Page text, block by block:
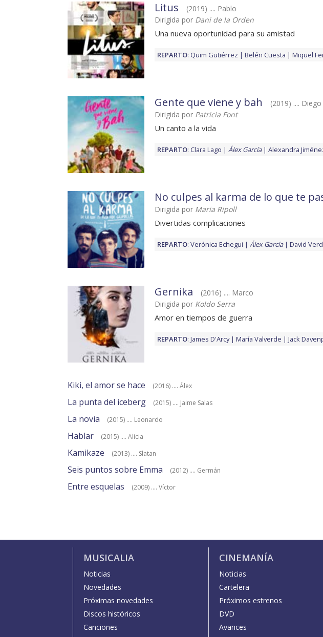
Litus
(2019) .... Pablo
Dirigida por Dani de la Orden
Una nueva oportunidad para su amistad
REPARTO: Quim Gutiérrez Belén Cuesta Miquel
Gente que viene y bah
(2019) .... Diego
Dirigida por Patricia Font
Un canto a la vida
REPARTO: Clara Lago Álex García Alexandra
No culpes al karma de lo que te
Dirigida por Maria Ripoll
Divertidas complicaciones
REPARTO: Verónica Echegui Álex García David
Gernika
(2016) .... Marco
Dirigida por Koldo Serra
Amor en tiempos de guerra
REPARTO: James D'Arcy María Valverde Jack
Kiki, el amor se hace (2016) .... Álex
La punta del iceberg (2015) .... Jaime Salas
La novia (2015) .... Leonardo
Hablar (2015) .... Alicia
Kamikaze (2013) .... Slatan
Seis puntos sobre Emma (2012) .... Germán
Entre esquelas (2009) .... Víctor
MUSICALIA
Noticias
Novedades
Próximas novedades
Discos históricos
Canciones
CINEMANÍA
Noticias
Cartelera
Próximos estrenos
DVD
Avances